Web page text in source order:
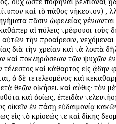
καὶ τὸ πάθος ἀνήκεστον) ,
πᾶσιν ὠφελείας γένωνται
αἱ πόλεις τρέφουσι τοὺς
τὴν προαίρεσιν,
διὰ τὴν χρείαν καὶ τὰ λοιπὰ
καὶ ἀποκληρώσεων τῶν ψυχῶν
καὶ ἀκάθαρτος εἰς ᾅδην
ὁ δὲ τετελεσμένος καὶ
θεῶν οἰκήσει. καὶ αὖθις· τὸν
καὶ ὁσίως, ἐπειδὰν
οἰκεῖν ἐν πάσῃ εὐδαιμονίᾳ
εἰς τὸ κρίσεώς τε καὶ δίκης